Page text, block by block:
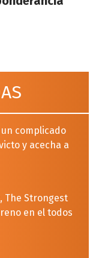
complicado
y acecha a
The Strongest
en el todos